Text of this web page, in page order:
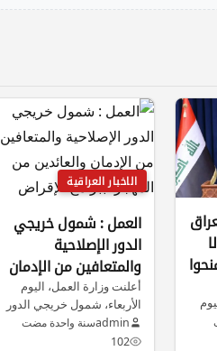
الاخبار العراقية
العمل : شمول خريجي
الدور الإصلاحية
والمتعافين من الإدمان
والعائدين من المهجر،
ببرامج الإقراض
أعلنت وزارة العمل، اليوم
الأربعاء، شمول خريجي الدور
الإصلاحية والمتعافين من
الإدمان والعائدين من…
adminسنة واحدة مضت
102